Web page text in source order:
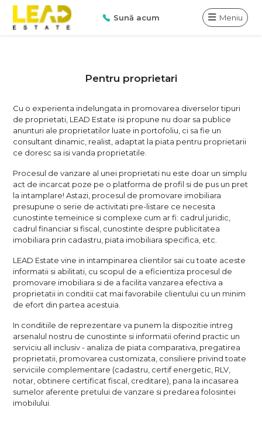
Sună acum Meniu
Pentru proprietari
Cu o experienta indelungata in promovarea diverselor tipuri
de proprietati, LEAD Estate isi propune nu doar sa publice
anunturi ale proprietatilor luate in portofoliu, ci sa fie un
consultant dinamic, realist, adaptat la piata pentru proprietarii
ce doresc sa isi vanda proprietatile.
Procesul de vanzare al unei proprietati nu este doar un simplu
act de incarcat poze pe o platforma de profil si de pus un pret
la intamplare! Astazi, procesul de promovare imobiliara
presupune o serie de activitati pre-listare ce necesita
cunostinte temeinice si complexe cum ar fi: cadrul juridic,
cadrul financiar si fiscal, cunostinte despre publicitatea
imobiliara prin cadastru, piata imobiliara specifica, etc.
LEAD Estate vine in intampinarea clientilor sai cu toate aceste
informatii si abilitati, cu scopul de a eficientiza procesul de
promovare imobiliara si de a facilita vanzarea efectiva a
proprietatii in conditii cat mai favorabile clientului cu un minim
de efort din partea acestuia.
In conditiile de reprezentare va punem la dispozitie intreg
arsenalul nostru de cunostinte si informatii oferind practic un
serviciu all inclusiv - analiza de piata comparativa, pregatirea
proprietatii, promovarea customizata, consiliere privind toate
serviciile complementare (cadastru, certif energetic, RLV,
notar, obtinere certificat fiscal, creditare), pana la incasarea
sumelor aferente pretului de vanzare si predarea folosintei
imobilului.